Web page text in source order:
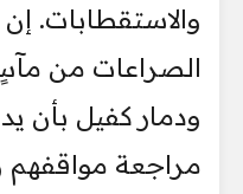
والاستقطابات.
الصراعات من
ودمار كفيل بأن
مراجعة مواقفهم